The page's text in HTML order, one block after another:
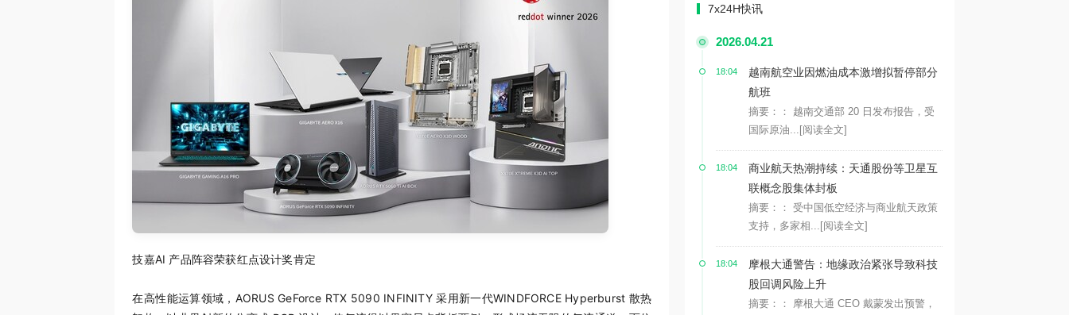
技嘉AI 产品阵容荣获红点设计奖肯定
在高性能运算领域，AORUS GeForce RTX 5090 INFINITY 采用新一代WINDFORCE Hyperburst 散热
7x24H快讯
2026.04.21
18:04
越南航空业因燃油成本激增拟暂停部分
航班
摘要：： 越南交通部 20 日发布报告，受
国际原油... [阅读全文]
18:04
商业航天热潮持续：天通股份等卫星互
联概念股集体封板
摘要：： 受中国低空经济与商业航天政策
支持，多家相... [阅读全文]
18:04
摩根大通警告：地缘政治紧张导致科技
股回调风险上升
摘要：： 摩根大通 CEO 戴蒙发出预警，